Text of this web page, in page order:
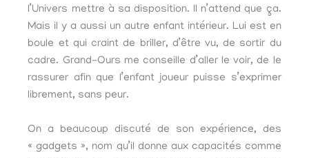
l’Univers mettre à sa disposition. Il n’attend que ça.
Mais il y a aussi un autre enfant intérieur. Lui est en
boule et qui craint de briller, d’être vu, de sortir du
cadre. Grand-Ours me conseille d’aller le voir, de le
rassurer afin que l’enfant joueur puisse s’exprimer
librement, sans peur.
On a beaucoup discuté de son expérience, des
« gadgets », nom qu’il donne aux capacités comme